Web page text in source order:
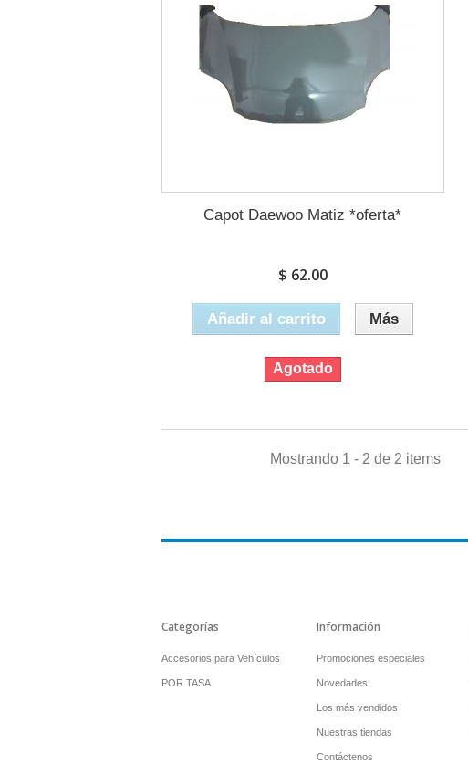
Capot Daewoo Matiz *oferta*
$ 62.00
Añadir al carrito Más
Agotado
Mostrando 1 - 2 de 2 items
Categorías
Accesorios para Vehículos
POR TASA
Información
Promociones especiales
Novedades
Los más vendidos
Nuestras tiendas
Contáctenos